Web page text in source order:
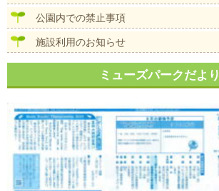
公園内での禁止事項
施設利用のお知らせ
ミューズパークだより